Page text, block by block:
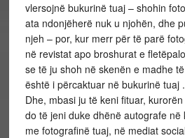
vlersojnë bukurinë tuaj – shohin
ata ndonjëherë nuk u njohën, dhe
njeh – por, kur merr për të parë
në revistat apo broshurat e
se të ju shoh në skenën e madhe
është i përcaktuar në bukurinë tuaj .
Dhe, mbasi ju të keni fituar,
do të jeni duke dhënë autografe
me fotografinë tuaj, në mediat